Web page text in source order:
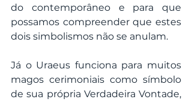
do contemporâneo e para que
possamos compreender que estes
dois simbolismos não se anulam.
Já o Uraeus funciona para muitos
magos cerimoniais como símbolo
de sua própria Verdadeira Vontade,